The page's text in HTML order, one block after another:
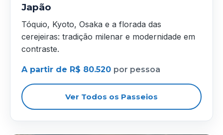
Japão
Tóquio, Kyoto, Osaka e a florada das
cerejeiras: tradição milenar e modernidade em
contraste.
A partir de R$ 80.520 por pessoa
Ver Todos os Passeios